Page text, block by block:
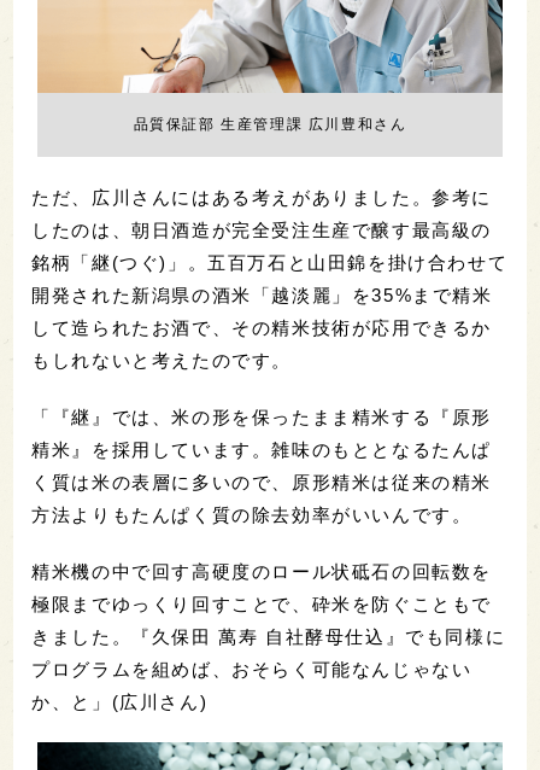
品質保証部 生産管理課 広川豊和さん
ただ、広川さんにはある考えがありました。参考に
したのは、朝日酒造が完全受注生産で醸す最高級の
銘柄「継(つぐ)」。五百万石と山田錦を掛け合わせて
開発された新潟県の酒米「越淡麗」を35%まで精米
して造られたお酒で、その精米技術が応用できるか
もしれないと考えたのです。
「『継』では、米の形を保ったまま精米する『原形
精米』を採用しています。雑味のもととなるたんぱ
く質は米の表層に多いので、原形精米は従来の精米
方法よりもたんぱく質の除去効率がいいんです。
精米機の中で回す高硬度のロール状砥石の回転数を
極限までゆっくり回すことで、砕米を防ぐこともで
きました。『久保田 萬寿 自社酵母仕込』でも同様に
プログラムを組めば、おそらく可能なんじゃない
か、と」(広川さん)